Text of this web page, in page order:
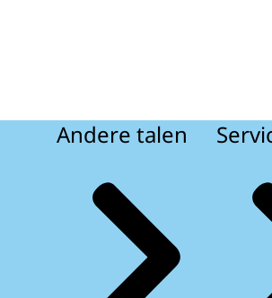
Andere talen